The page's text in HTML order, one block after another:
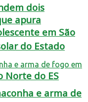
do Estado
Norte do ES
dois
apura
em São
e arma de